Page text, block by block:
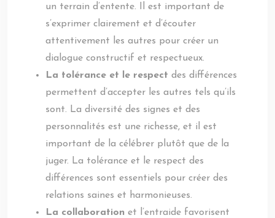
un terrain d’entente. Il est important de
s’exprimer clairement et d’écouter
attentivement les autres pour créer un
dialogue constructif et respectueux.
La tolérance et le respect des différences
permettent d’accepter les autres tels qu’ils
sont. La diversité des signes et des
personnalités est une richesse, et il est
important de la célébrer plutôt que de la
juger. La tolérance et le respect des
différences sont essentiels pour créer des
relations saines et harmonieuses.
La collaboration et l’entraide favorisent